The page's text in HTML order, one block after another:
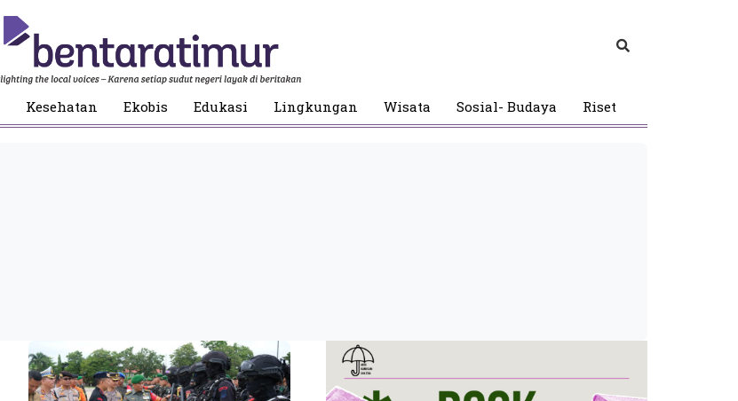
Kesehatan Ekobis Edukasi Lingkungan Wisata Sosial- Budaya Riset